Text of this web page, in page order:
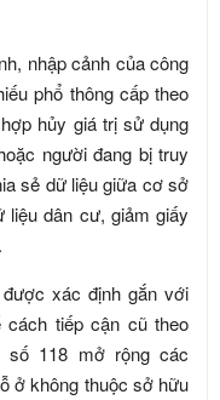
nhập cảnh của công
phổ thông cấp theo
hủy giá trị sử dụng
người đang bị truy
sẻ dữ liệu giữa cơ sở
dân cư, giảm giấy
xác định gắn với
tiếp cận cũ theo
số 118 mở rộng các
ở không thuộc sở hữu